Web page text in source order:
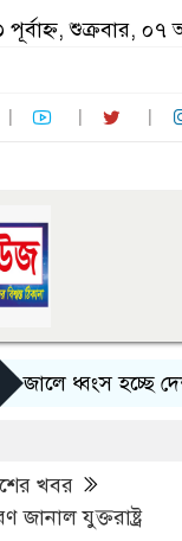
শুক্রবার, ০৭
ধ্বংস হচ্ছে দেশীয়
খবর
জানাল যুক্তরাষ্ট্র